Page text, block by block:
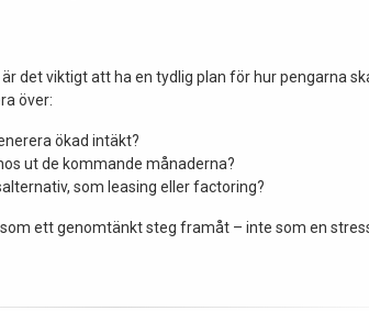
det viktigt att ha en tydlig plan för hur pengarna
över:
ökad intäkt?
ut de kommande månaderna?
som leasing eller factoring?
ett genomtänkt steg framåt – inte som en